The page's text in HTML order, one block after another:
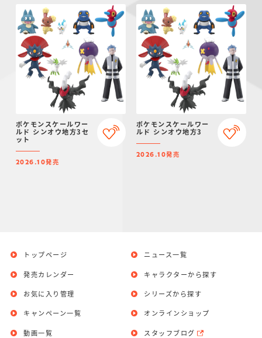
ポケモンスケールワー
ルド シンオウ地方3セ
ット
2026.10発売
ポケモンスケールワー
ルド シンオウ地方3
2026.10発売
トップページ
発売カレンダー
お気に入り管理
ニュース一覧
キャラクターから探す
シリーズから探す
キャンペーン一覧
動画一覧
オンラインショップ
スタッフブログ